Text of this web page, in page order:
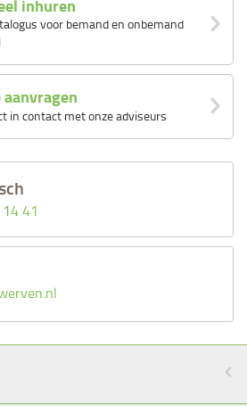
inhuren
voor bemand en onbemand
in contact met onze adviseurs
41